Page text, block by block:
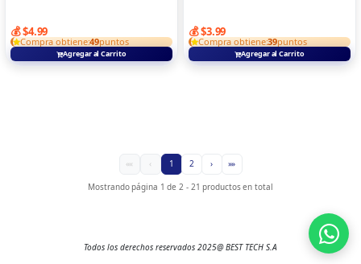
💰 $4.99
Compra obtiene:49puntos
Agregar al Carrito
💰 $3.99
Compra obtiene:39puntos
Agregar al Carrito
«« ‹ 1 2 › »»
Mostrando página 1 de 2 - 21 productos en total
Todos los derechos reservados 2025@ BEST TECH S.A